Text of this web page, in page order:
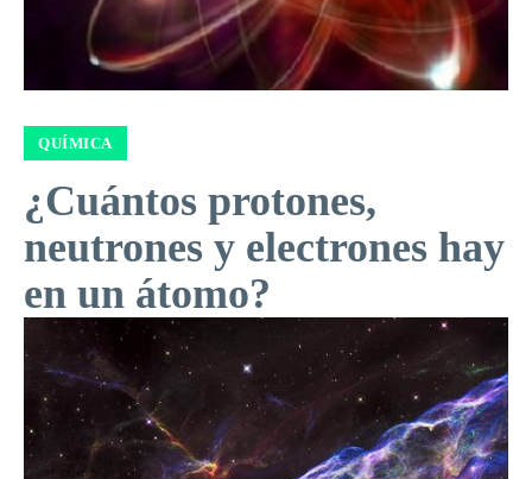
QUÍMICA
¿Cuántos protones,
neutrones y electrones hay
en un átomo?